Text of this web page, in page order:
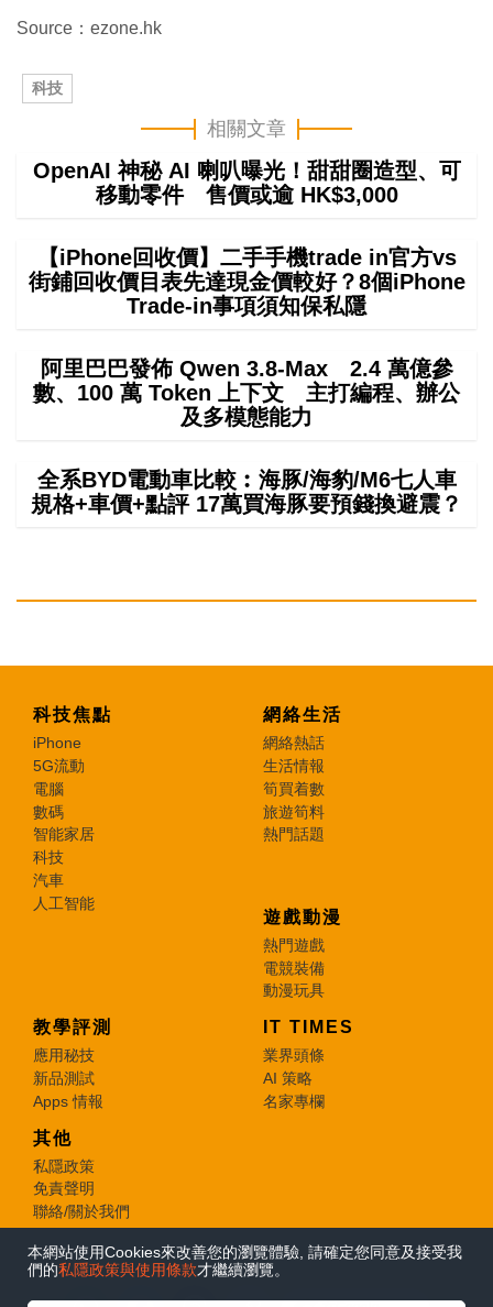
本網站使用Cookies來改善您的瀏覽體驗, 請確定您同意及接受我
們的私隱政策與使用條款才繼續瀏覽。
Source：ezone.hk
科技
相關文章
OpenAI 神秘 AI 喇叭曝光！甜甜圈造型、可
移動零件 售價或逾 HK$3,000
【iPhone回收價】二手手機trade in官方vs
街鋪回收價目表先達現金價較好？8個iPhone
Trade-in事項須知保私隱
阿里巴巴發佈 Qwen 3.8-Max 2.4 萬億參
數、100 萬 Token 上下文 主打編程、辦公
及多模態能力
全系BYD電動車比較︰海豚/海豹/M6七人車
規格+車價+點評 17萬買海豚要預錢換避震？
科技焦點
iPhone
5G流動
電腦
數碼
智能家居
科技
汽車
人工智能
網絡生活
網絡熱話
生活情報
筍買着數
旅遊筍料
熱門話題
遊戲動漫
熱門遊戲
電競裝備
動漫玩具
教學評測
應用秘技
新品測試
Apps 情報
IT TIMES
業界頭條
AI 策略
名家專欄
其他
私隱政策
免責聲明
聯絡/關於我們
© 2026 e-zone. All Rights Reserved.